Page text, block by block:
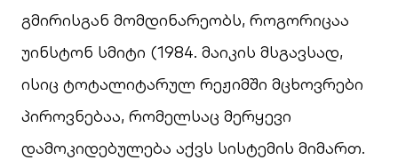
გმირისგან მომდინარეობს, როგორიცაა
უინსტონ სმიტი (1984. მაიკის მსგავსად,
ისიც ტოტალიტარულ რეჟიმში მცხოვრები
პიროვნებაა, რომელსაც მერყევი
დამოკიდებულება აქვს სისტემის მიმართ.